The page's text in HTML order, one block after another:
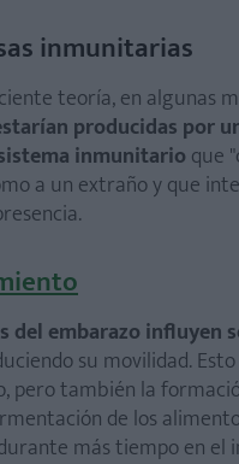
inmunitarias
teoría, en algunas
producidas por
inmunitarioque
a un extraño y que
del embarazo influyen
su movilidad.
pero también la
de los
más tiempo en el